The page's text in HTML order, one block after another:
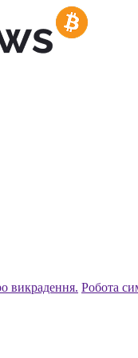
викрадення. Робота